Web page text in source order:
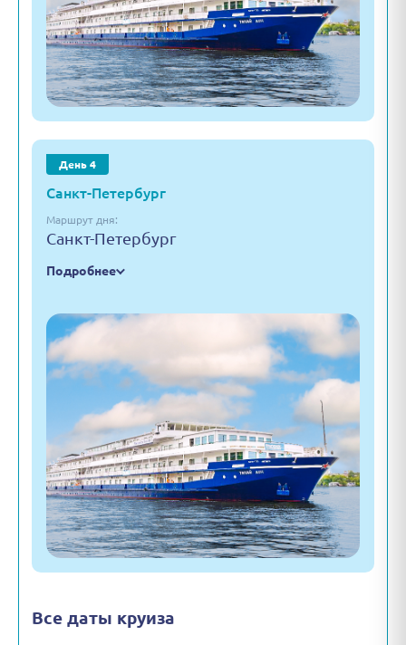
День 4
Санкт-Петербург
Маршрут дня:
Санкт-Петербург
Подробнее
Все даты круиза